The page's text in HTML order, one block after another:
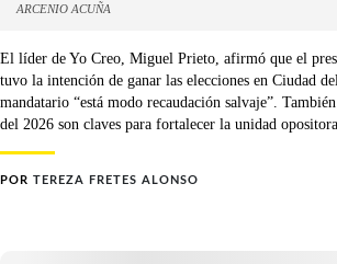
ARCENIO ACUÑA
El líder de Yo Creo, Miguel Prieto, afirmó que el
tuvo la intención de ganar las elecciones en Ciudad
mandatario “está modo recaudación salvaje”.
del 2026 son claves para fortalecer la unidad
POR TEREZA FRETES ALONSO